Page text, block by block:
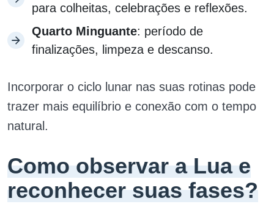
para colheitas, celebrações e reflexões.
Quarto Minguante: período de
finalizações, limpeza e descanso.
Incorporar o ciclo lunar nas suas rotinas pode
trazer mais equilíbrio e conexão com o tempo
natural.
Como observar a Lua e
reconhecer suas fases?